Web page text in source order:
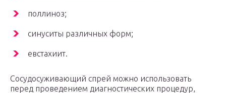
поллиноз;
синуситы различных форм;
евстахиит.
Сосудосуживающий спрей можно использовать
перед проведением диагностических процедур,